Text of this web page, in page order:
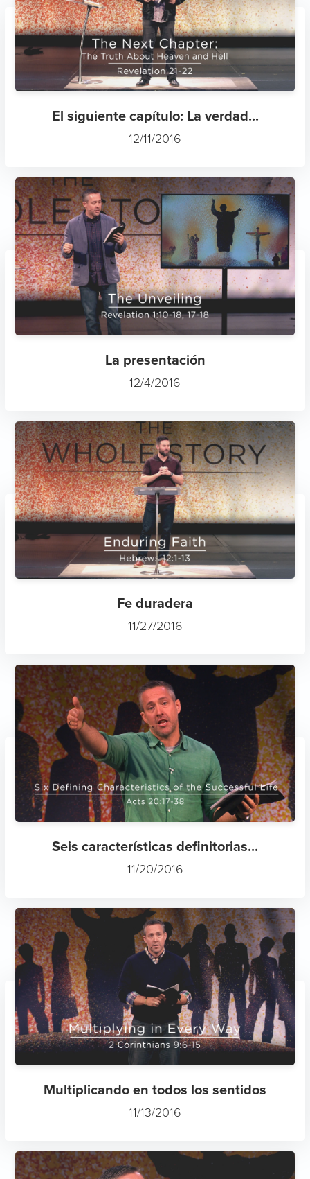
El siguiente capítulo: La verdad...
12/11/2016
La presentación
12/4/2016
Fe duradera
11/27/2016
Seis características definitorias...
11/20/2016
Multiplicando en todos los sentidos
11/13/2016